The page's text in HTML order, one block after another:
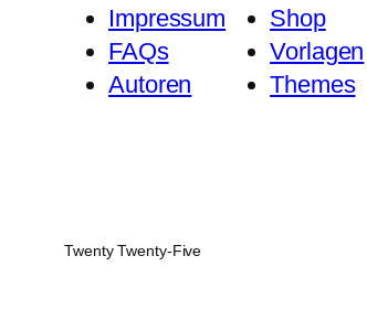
Impressum
FAQs
Autoren
Shop
Vorlagen
Themes
Twenty Twenty-Five